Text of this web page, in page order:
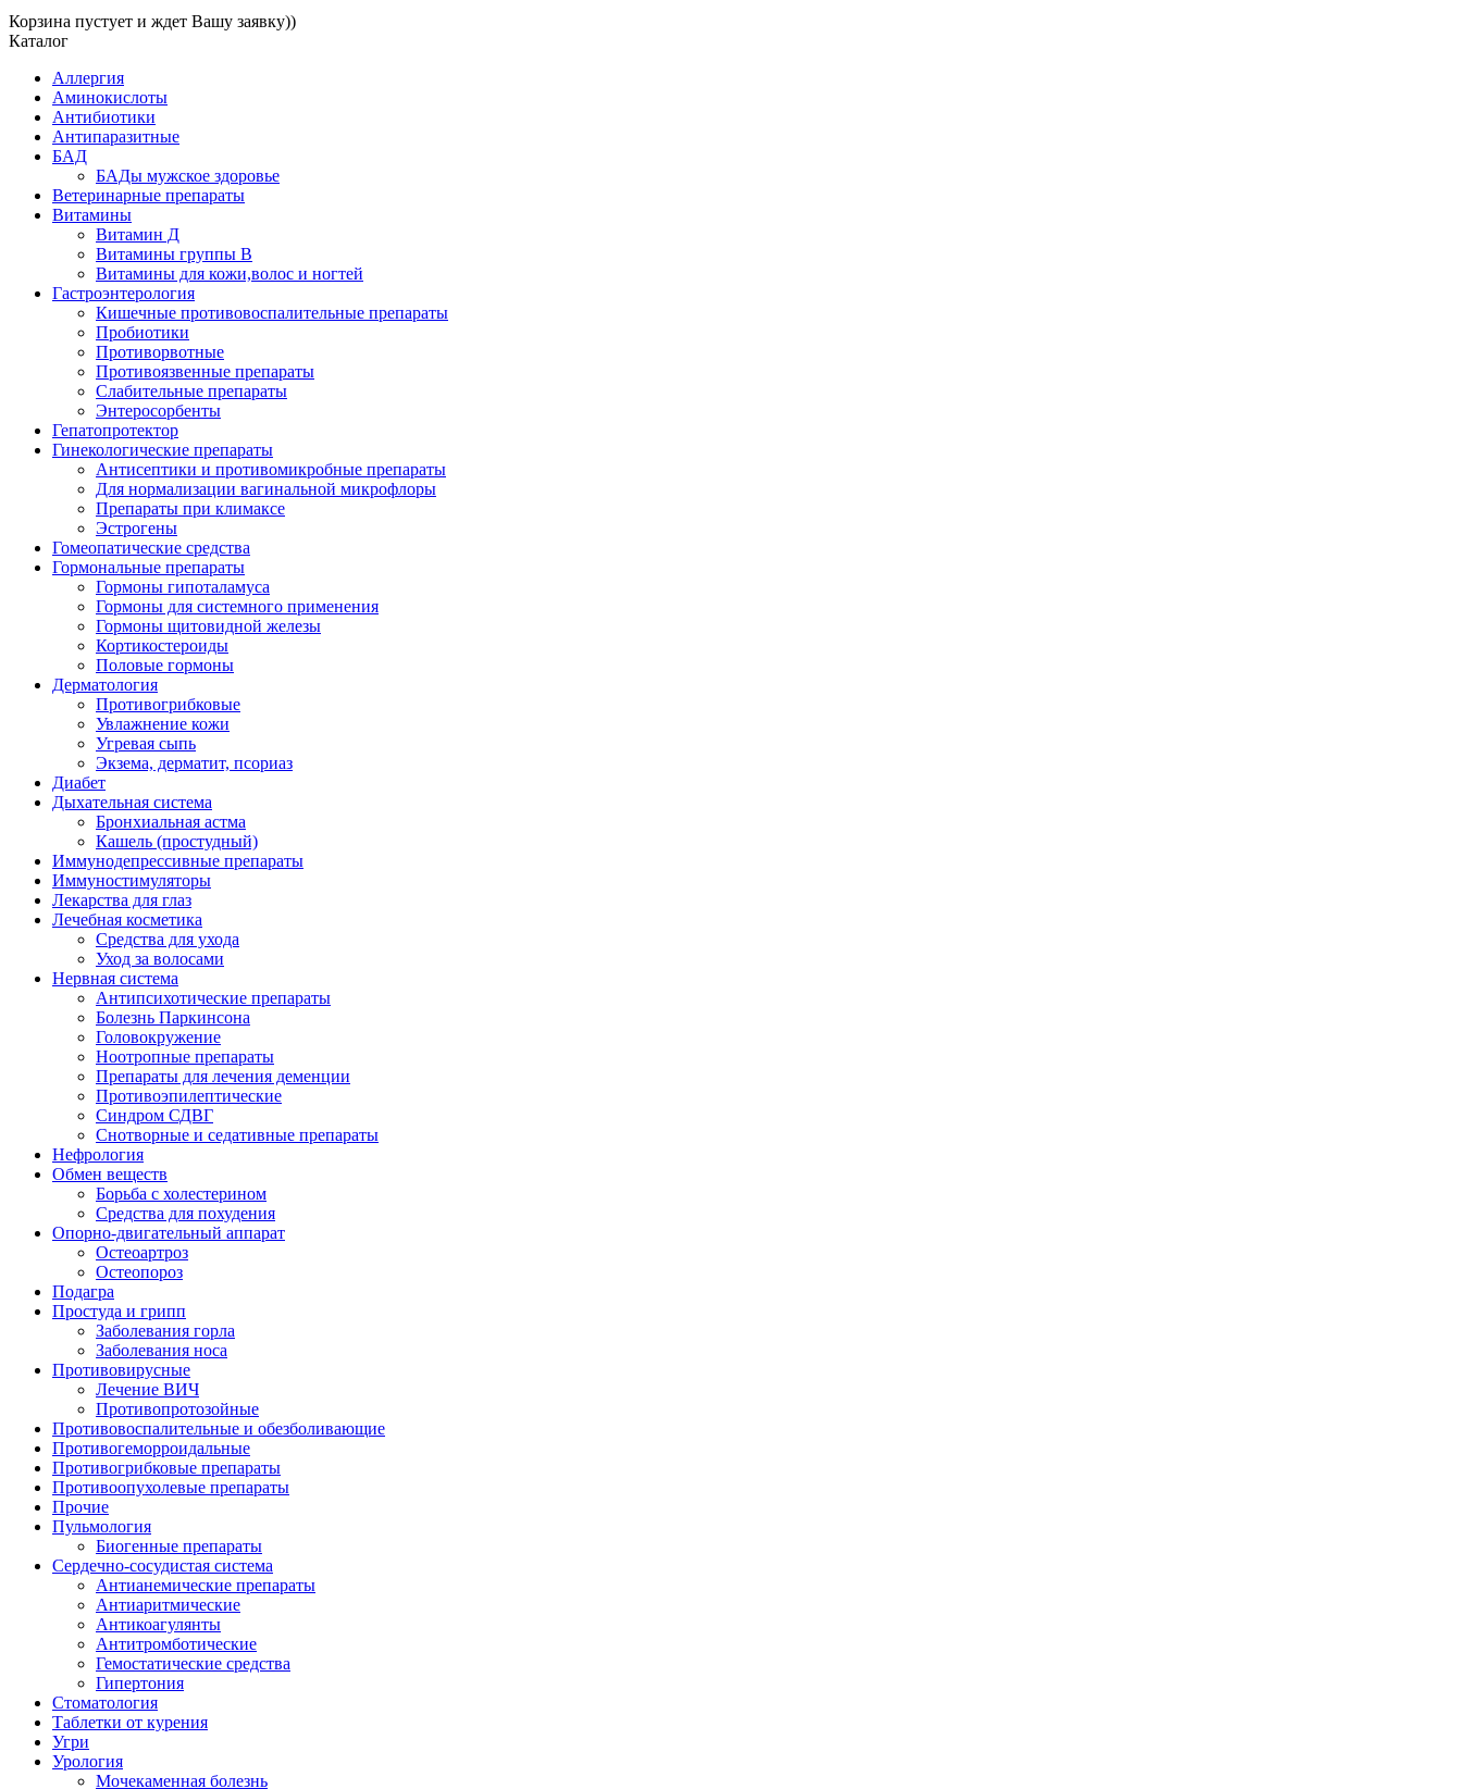
Корзина пустует и ждет Вашу заявку))
Каталог
Аллергия
Аминокислоты
Антибиотики
Антипаразитные
БАД
БАДы мужское здоровье
Ветеринарные препараты
Витамины
Витамин Д
Витамины группы В
Витамины для кожи,волос и ногтей
Гастроэнтерология
Кишечные противовоспалительные препараты
Пробиотики
Противорвотные
Противоязвенные препараты
Слабительные препараты
Энтеросорбенты
Гепатопротектор
Гинекологические препараты
Антисептики и противомикробные препараты
Для нормализации вагинальной микрофлоры
Препараты при климаксе
Эстрогены
Гомеопатические средства
Гормональные препараты
Гормоны гипоталамуса
Гормоны для системного применения
Гормоны щитовидной железы
Кортикостероиды
Половые гормоны
Дерматология
Противогрибковые
Увлажнение кожи
Угревая сыпь
Экзема, дерматит, псориаз
Диабет
Дыхательная система
Бронхиальная астма
Кашель (простудный)
Иммунодепрессивные препараты
Иммуностимуляторы
Лекарства для глаз
Лечебная косметика
Средства для ухода
Уход за волосами
Нервная система
Антипсихотические препараты
Болезнь Паркинсона
Головокружение
Ноотропные препараты
Препараты для лечения деменции
Противоэпилептические
Синдром СДВГ
Снотворные и седативные препараты
Нефрология
Обмен веществ
Борьба с холестерином
Средства для похудения
Опорно-двигательный аппарат
Остеоартроз
Остеопороз
Подагра
Простуда и грипп
Заболевания горла
Заболевания носа
Противовирусные
Лечение ВИЧ
Противопротозойные
Противовоспалительные и обезболивающие
Противогеморроидальные
Противогрибковые препараты
Противоопухолевые препараты
Прочие
Пульмология
Биогенные препараты
Сердечно-сосудистая система
Антианемические препараты
Антиаритмические
Антикоагулянты
Антитромботические
Гемостатические средства
Гипертония
Стоматология
Таблетки от курения
Угри
Урология
Мочекаменная болезнь